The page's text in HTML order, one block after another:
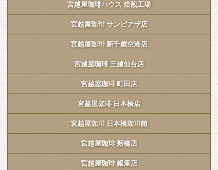
宮越屋珈琲ハウス 焙煎工場
宮越屋珈琲 サンピアザ店
宮越屋珈琲 新千歳空港店
宮越屋珈琲 三越仙台店
宮越屋珈琲 町田店
宮越屋珈琲 日本橋店
宮越屋珈琲 日本橋珈琲館
宮越屋珈琲 新橋店
宮越屋珈琲 銀座店